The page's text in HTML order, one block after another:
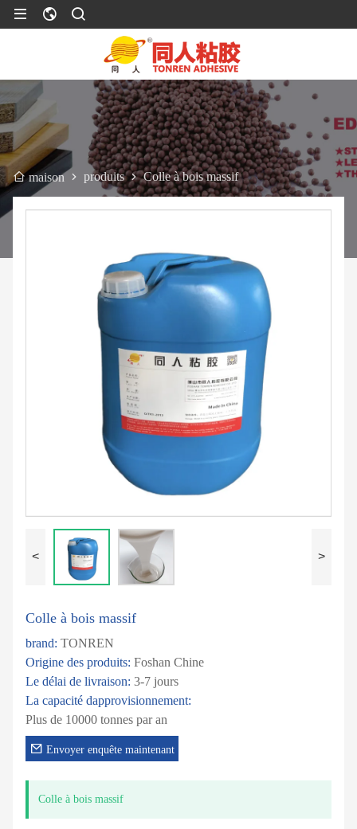
maison produits Colle à bois massif
< >
Colle à bois massif
brand: TONREN
Origine des produits: Foshan Chine
Le délai de livraison: 3-7 jours
La capacité dapprovisionnement:
Plus de 10000 tonnes par an
Envoyer enquête maintenant
Colle à bois massif